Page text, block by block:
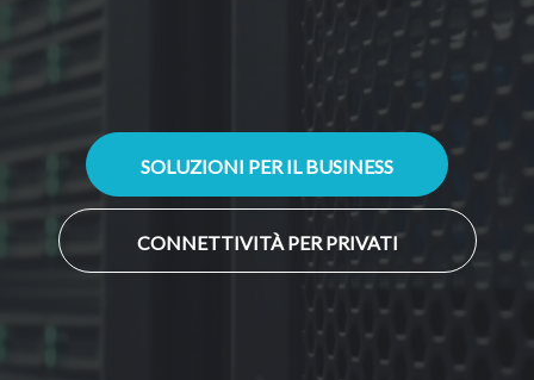
SOLUZIONI PER IL BUSINESS
CONNETTIVITÀ PER PRIVATI